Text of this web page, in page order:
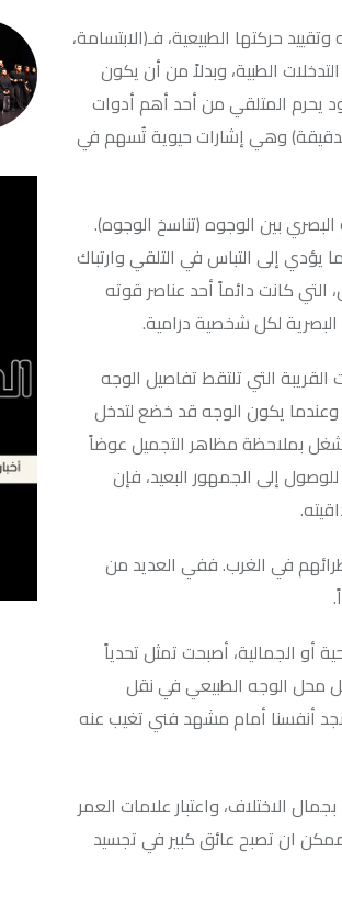
فـ(الابتسامة،
وبدلاً من أن يكون
من أحد أهم أدوات
إشارات حيوية تُسهم في
(تناسخ الوجوه).
في التلقي وارتباك
أحد عناصر قوته
درامية.
تلتقط تفاصيل الوجه
الوجه قد خضع لتدخل
مظاهر التجميل عوضاً
البعيد، فإن
ففي العديد من
أصبحت تمثل تحدياً
الطبيعي في نقل
مشهد فني تغيب عنه
واعتبار علامات العمر
عائق كبير في تجسيد